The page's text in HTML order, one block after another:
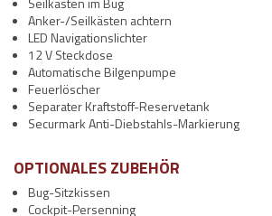
Anker-/Seilkästen achtern
LED Navigationslichter
12 V Steckdose
Automatische Bilgenpumpe
Feuerlöscher
Separater Kraftstoff-Reservetank
Securmark Anti-Diebstahls-Markierung
OPTIONALES ZUBEHÖR
Bug-Sitzkissen
Cockpit-Persenning